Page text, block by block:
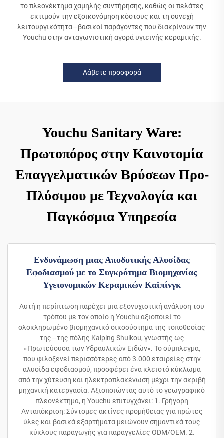
το πλεονέκτημα χαμηλής συντήρησης, καθώς οι πελάτες
εκτιμούν την εξοικονόμηση κόστους και τη συνεχή
λειτουργικότητα—βασικοί παράγοντες που διακρίνουν την
Youchu στην ανταγωνιστική αγορά υγιεινής κεραμικής.
Λάβετε προσφορά
Youchu Sanitary Ware:
Πρωτοπόρος στην Καινοτομία
Επαγγελματικών Βρύσεων Προ-
Πλύσιμου με Τεχνολογία και
Παγκόσμια Υπηρεσία
Ενδυνάμωση μιας Αποδοτικής Αλυσίδας
Εφοδιασμού με το Συγκρότημα Βιομηχανίας
Υγειονομικών Κεραμικών Καϊπίνγκ
Αυτή η περίπτωση παρέχει μια εξονυχιστική ανάλυση του
τρόπου με τον οποίο η Youchu αξιοποιεί το
ολοκληρωμένο βιομηχανικό οικοσύστημα της τοποθεσίας
της—της πόλης Kaiping Shuikou, γνωστής ως
«Πρωτεύουσα των Υδραυλικών Ειδών». Το σύμπλεγμα,
που φιλοξενεί περισσότερες από 3.000 εταιρείες στην
αλυσίδα εφοδιασμού, προσφέρει ένα κλειστό κύκλωμα
από την χύτευση και ηλεκτροπλακένωση μέχρι την ακριβή
μηχανική κατεργασία. Αξιοποιώντας αυτό το γεωγραφικό
πλεονέκτημα, η Youchu επιτυγχάνει: 1. Γρήγορη
Ανταπόκριση: Σύντομες ακτίνες προμήθειας για πρώτες
ύλες και βασικά εξαρτήματα μειώνουν σημαντικά τους
κύκλους παραγωγής για παραγγελίες ODM/OEM. 2.